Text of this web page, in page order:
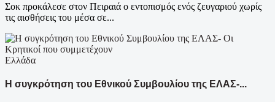
Σοκ προκάλεσε στον Πειραιά ο εντοπισμός ενός ζευγαριού χωρίς
τις αισθήσεις του μέσα σε...
Ελλάδα
Η συγκρότηση του Εθνικού Συμβουλίου της ΕΛΑΣ-...